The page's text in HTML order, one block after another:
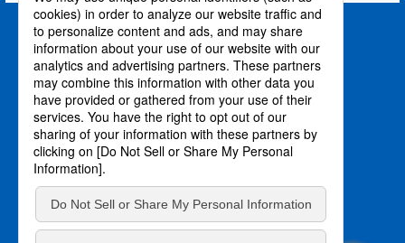
PAGE TOP
©柴・伏瀬・講談社／転スラ日記製作委員会